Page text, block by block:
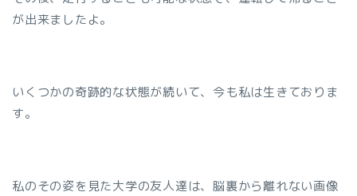
が出来ましたよ。
いくつかの奇跡的な状態が続いて、今も私は生きておりま
す。
私のその姿を見た大学の友人達は、脳裏から離れない画像